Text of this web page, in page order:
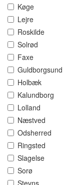
Køge
Lejre
Roskilde
Solrød
Faxe
Guldborgsund
Holbæk
Kalundborg
Lolland
Næstved
Odsherred
Ringsted
Slagelse
Sorø